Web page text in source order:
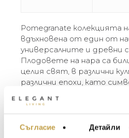
Съгласие Детайли
Pomegranate колекцията
вдъхновена от един от
универсалните и древни
Плодовете на нара са
целия свят, в различни
различни епохи, като
прераждането и
на плодовитостта и
като естествени